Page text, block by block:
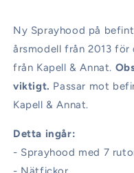
Ny Sprayhood på
årsmodell från 2013 för
från Kapell & Annat.
viktigt. Passar mot
Kapell & Annat.
Detta ingår:
- Sprayhood med 7